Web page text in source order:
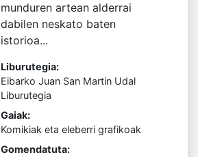
munduren artean alderrai
dabilen neskato baten
istorioa...
Liburutegia:
Eibarko Juan San Martin Udal
Liburutegia
Gaiak:
Komikiak eta eleberri grafikoak
Gomendatuta: